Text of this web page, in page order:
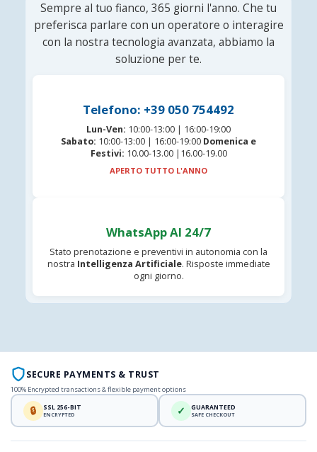
Sempre al tuo fianco, 365 giorni l'anno. Che tu
preferisca parlare con un operatore o interagire
con la nostra tecnologia avanzata, abbiamo la
soluzione per te.
Telefono: +39 050 754492
Lun-Ven: 10:00-13:00 | 16:00-19:00
Sabato: 10:00-13:00 | 16:00-19:00 Domenica e
Festivi: 10.00-13.00 |16.00-19.00
APERTO TUTTO L'ANNO
WhatsApp AI 24/7
Stato prenotazione e preventivi in autonomia con la
nostra Intelligenza Artificiale. Risposte immediate
ogni giorno.
SECURE PAYMENTS & TRUST
100% Encrypted transactions & flexible payment options
🔒 SSL 256-BIT
ENCRYPTED ✓ GUARANTEED
SAFE CHECKOUT